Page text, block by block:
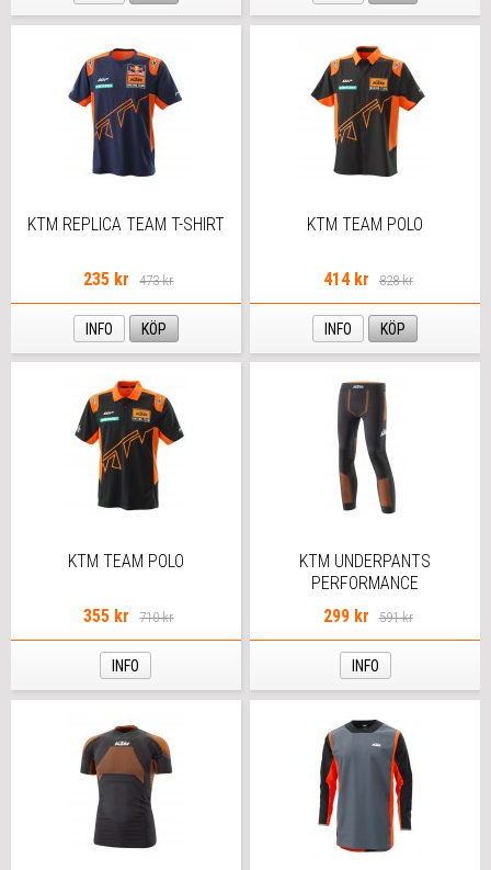
KTM REPLICA TEAM T-SHIRT
235 kr 473 kr
INFO KÖP
KTM TEAM POLO
414 kr 828 kr
INFO KÖP
KTM TEAM POLO
355 kr 710 kr
INFO
KTM UNDERPANTS
PERFORMANCE
299 kr
591 kr
INFO